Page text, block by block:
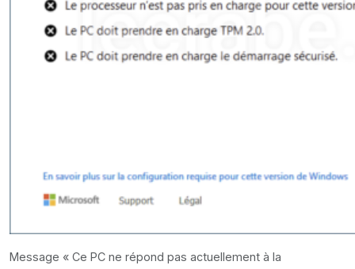
Message « Ce PC ne répond pas actuellement à la